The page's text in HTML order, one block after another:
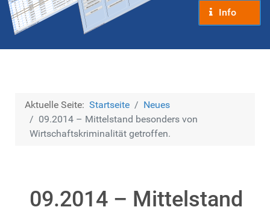
Info
Aktuelle Seite: Startseite
Neues
09.2014 – Mittelstand besonders von
Wirtschaftskriminalität getroffen.
09.2014 – Mittelstand